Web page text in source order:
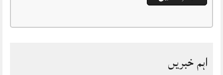
اہم خبریں